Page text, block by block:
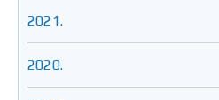
2021.
2020.